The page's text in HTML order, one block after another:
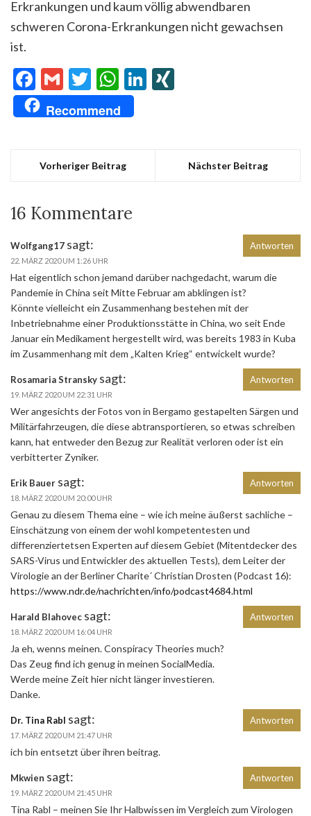
Erkrankungen und kaum völlig abwendbaren
schweren Corona-Erkrankungen nicht gewachsen
ist.
Facebook
GmailTwitter
WhatsApp
LinkedIn
Recommend
Vorheriger Beitrag Nächster Beitrag
16 Kommentare
Wolfgang17 sagt:
22. MÄRZ 2020 UM 1:26 UHR
Hat eigentlich schon jemand darüber nachgedacht, warum die
Pandemie in China seit Mitte Februar am abklingen ist?
Könnte vielleicht ein Zusammenhang bestehen mit der
Inbetriebnahme einer Produktionsstätte in China, wo seit Ende
Januar ein Medikament hergestellt wird, was bereits 1983 in Kuba
im Zusammenhang mit dem „Kalten Krieg“ entwickelt wurde?
Antworten
Rosamaria Stransky sagt:
19. MÄRZ 2020 UM 22:31 UHR
Wer angesichts der Fotos von in Bergamo gestapelten Särgen und
Militärfahrzeugen, die diese abtransportieren, so etwas schreiben
kann, hat entweder den Bezug zur Realität verloren oder ist ein
verbitterter Zyniker.
Antworten
Erik Bauer sagt:
18. MÄRZ 2020 UM 20:00 UHR
Genau zu diesem Thema eine – wie ich meine äußerst sachliche –
Einschätzung von einem der wohl kompetentesten und
differenziertetsen Experten auf diesem Gebiet (Mitentdecker des
SARS-Virus und Entwickler des aktuellen Tests), dem Leiter der
Virologie an der Berliner Charite´ Christian Drosten (Podcast 16):
https://www.ndr.de/nachrichten/info/podcast4684.html
Antworten
Harald Blahovec sagt:
18. MÄRZ 2020 UM 16:04 UHR
Ja eh, wenns meinen. Conspiracy Theories much?
Das Zeug find ich genug in meinen SocialMedia.
Werde meine Zeit hier nicht länger investieren.
Danke.
Antworten
Dr. Tina Rabl sagt:
17. MÄRZ 2020 UM 21:47 UHR
ich bin entsetzt über ihren beitrag.
Antworten
Mkwien sagt:
19. MÄRZ 2020 UM 21:45 UHR
Tina Rabl – meinen Sie Ihr Halbwissen im Vergleich zum Virologen
Antworten